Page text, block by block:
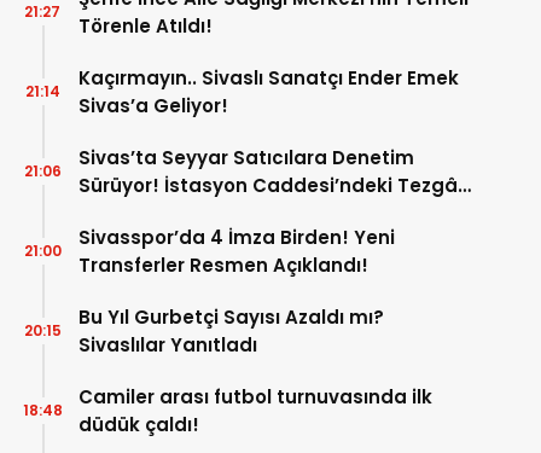
Törenle Atıldı!
21:27
Kaçırmayın.. Sivaslı Sanatçı Ender Emek
Sivas’a Geliyor!
21:14
Sivas’ta Seyyar Satıcılara Denetim
Sürüyor! İstasyon Caddesi’ndeki Tezgâh
21:06
Sivasspor’da 4 İmza Birden! Yeni
Transferler Resmen Açıklandı!
21:00
Bu Yıl Gurbetçi Sayısı Azaldı mı?
Sivaslılar Yanıtladı
20:15
Camiler arası futbol turnuvasında ilk
düdük çaldı!
18:48